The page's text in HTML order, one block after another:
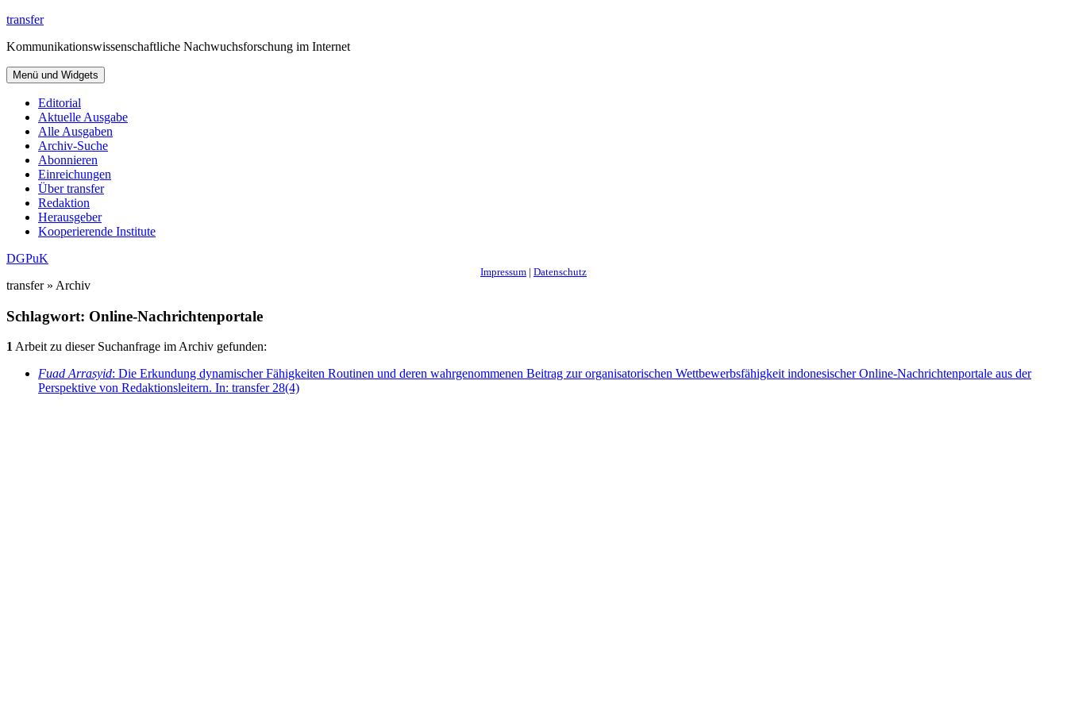
Zum
springen
transfer
Kommunikationswissenschaftliche Nachwuchsforschung im Internet
Menü und Widgets
Editorial
Aktuelle Ausgabe
Alle Ausgaben
Archiv-Suche
Abonnieren
Einreichungen
Über transfer
Redaktion
Herausgeber
Kooperierende Institute
DGPuK
Impressum | Datenschutz
transfer » Archiv
Schlagwort: Online-Nachrichtenportale
1Arbeit zu dieser Suchanfrage im Archiv gefunden:
Fuad Arrasyid: Die Erkundung dynamischer Fähigkeiten Routinen und deren wahrgenommenen Beitrag zur organisatorischen Wettbewerbsfähigkeit indonesischer Online-Nachrichtenportale aus der
Perspektive von Redaktionsleitern. In: transfer 28(4)